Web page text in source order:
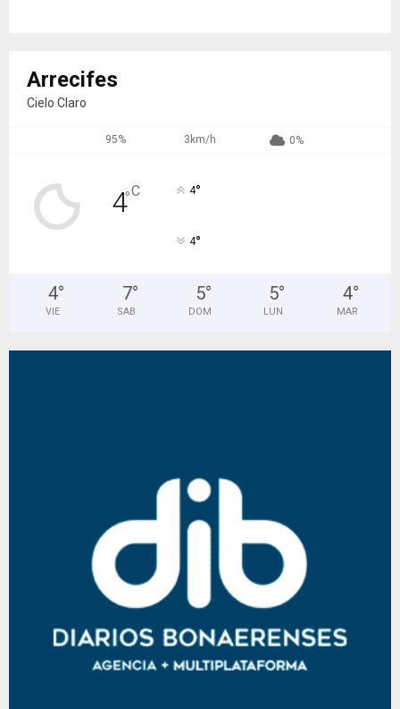
Arrecifes
Cielo Claro
95% 3km/h 0%
4°C 4°
4°
4°
VIE
7°
SAB
5°
DOM
5°
LUN
4°
MAR